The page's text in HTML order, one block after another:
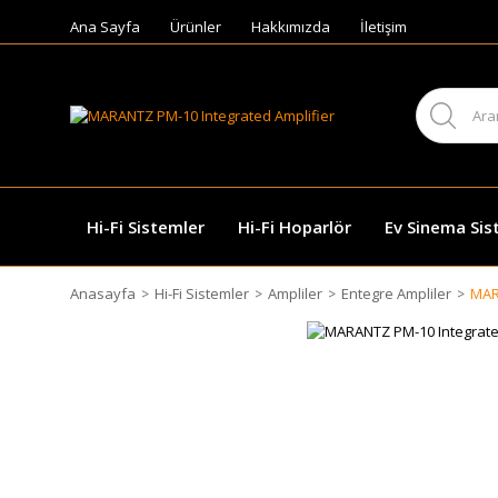
Ana Sayfa Ürünler Hakkımızda İletişim
Hi-Fi Sistemler Hi-Fi Hoparlör Ev Sinema
Anasayfa Hi-Fi Sistemler Ampliler Entegre Ampliler